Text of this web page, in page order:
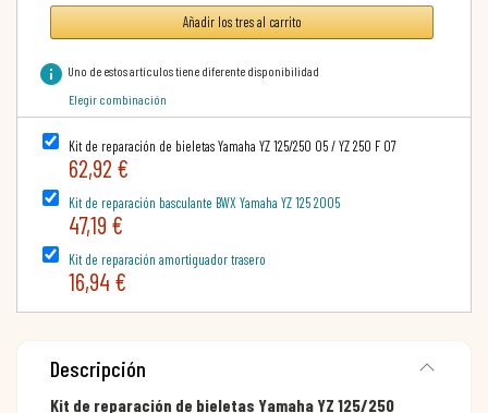
Añadir los tres al carrito
info Uno de estos artículos tiene diferente disponibilidad
Elegir combinación
Kit de reparación de bieletas Yamaha YZ 125/250 05 / YZ 250 F 07
62,92 €
Kit de reparación basculante BWX Yamaha YZ 125 2005
47,19 €
Kit de reparación amortiguador trasero
16,94 €
Descripción
Kit de reparación de bieletas Yamaha YZ 125/250